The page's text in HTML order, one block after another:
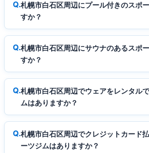
札幌市白石区周辺にプール付きのスポ
すか？
札幌市白石区周辺にサウナのあるスポ
すか？
札幌市白石区周辺でウェアをレンタル
ムはありますか？
札幌市白石区周辺でクレジットカード
ーツジムはありますか？